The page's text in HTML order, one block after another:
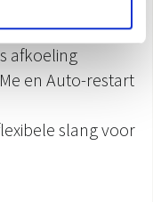
afkoeling
en Auto-restart
slang voor